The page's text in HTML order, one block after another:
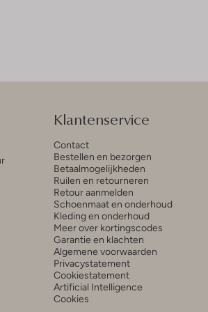
Klantenservice
Contact
Bestellen en bezorgen
Betaalmogelijkheden
Ruilen en retourneren
Retour aanmelden
Schoenmaat en onderhoud
Kleding en onderhoud
Meer over kortingscodes
Garantie en klachten
Algemene voorwaarden
Privacystatement
Cookiestatement
Artificial Intelligence
Cookies